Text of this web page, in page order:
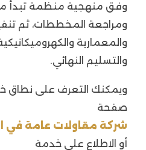
وفق منهجية منظمة تبدأ
ومراجعة المخططات، ثم
والمعمارية
والتسليم النهائي.
ويمكنك التعرف على نطاق
صفحة
شركة مقاولات عامة في
أو الاطلاع على خدمة